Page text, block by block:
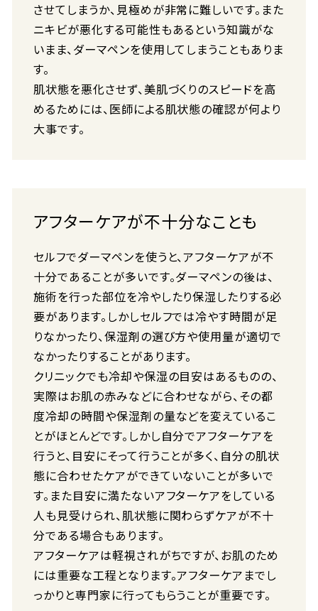
させてしまうか、見極めが非常に難しいです。また
ニキビが悪化する可能性もあるという知識がな
いまま、ダーマペンを使用してしまうこともありま
す。
肌状態を悪化させず、美肌づくりのスピードを高
めるためには、医師による肌状態の確認が何より
大事です。
アフターケアが不十分なことも
セルフでダーマペンを使うと、アフターケアが不
十分であることが多いです。ダーマペンの後は、
施術を行った部位を冷やしたり保湿したりする必
要があります。しかしセルフでは冷やす時間が足
りなかったり、保湿剤の選び方や使用量が適切で
なかったりすることがあります。
クリニックでも冷却や保湿の目安はあるものの、
実際はお肌の赤みなどに合わせながら、その都
度冷却の時間や保湿剤の量などを変えているこ
とがほとんどです。しかし自分でアフターケアを
行うと、目安にそって行うことが多く、自分の肌状
態に合わせたケアができていないことが多いで
す。また目安に満たないアフターケアをしている
人も見受けられ、肌状態に関わらずケアが不十
分である場合もあります。
アフターケアは軽視されがちですが、お肌のため
には重要な工程となります。アフターケアまでし
っかりと専門家に行ってもらうことが重要です。